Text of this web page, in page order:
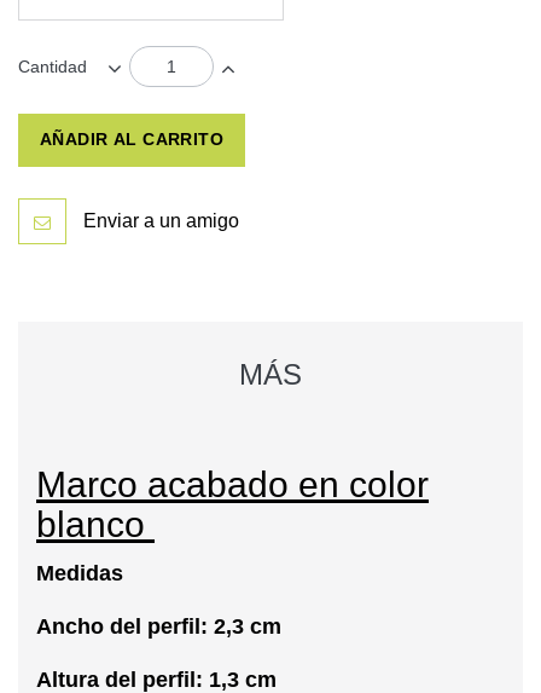
Cantidad
AÑADIR AL CARRITO
Enviar a un amigo
MÁS
Marco acabado en color
blanco
Medidas
Ancho del perfil: 2,3 cm
Altura del perfil: 1,3 cm